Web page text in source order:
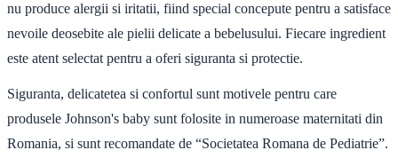
nu produce alergii si iritatii, fiind special concepute pentru a satisface
nevoile deosebite ale pielii delicate a bebelusului. Fiecare ingredient
este atent selectat pentru a oferi siguranta si protectie.
Siguranta, delicatetea si confortul sunt motivele pentru care
produsele Johnson's baby sunt folosite in numeroase maternitati din
Romania, si sunt recomandate de “Societatea Romana de Pediatrie”.